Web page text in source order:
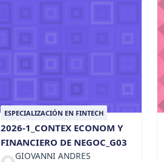
ESPECIALIZACIÓN EN FINTECH
2026-1_CONTEX ECONOM Y
FINANCIERO DE NEGOC_G03
GIOVANNI ANDRES